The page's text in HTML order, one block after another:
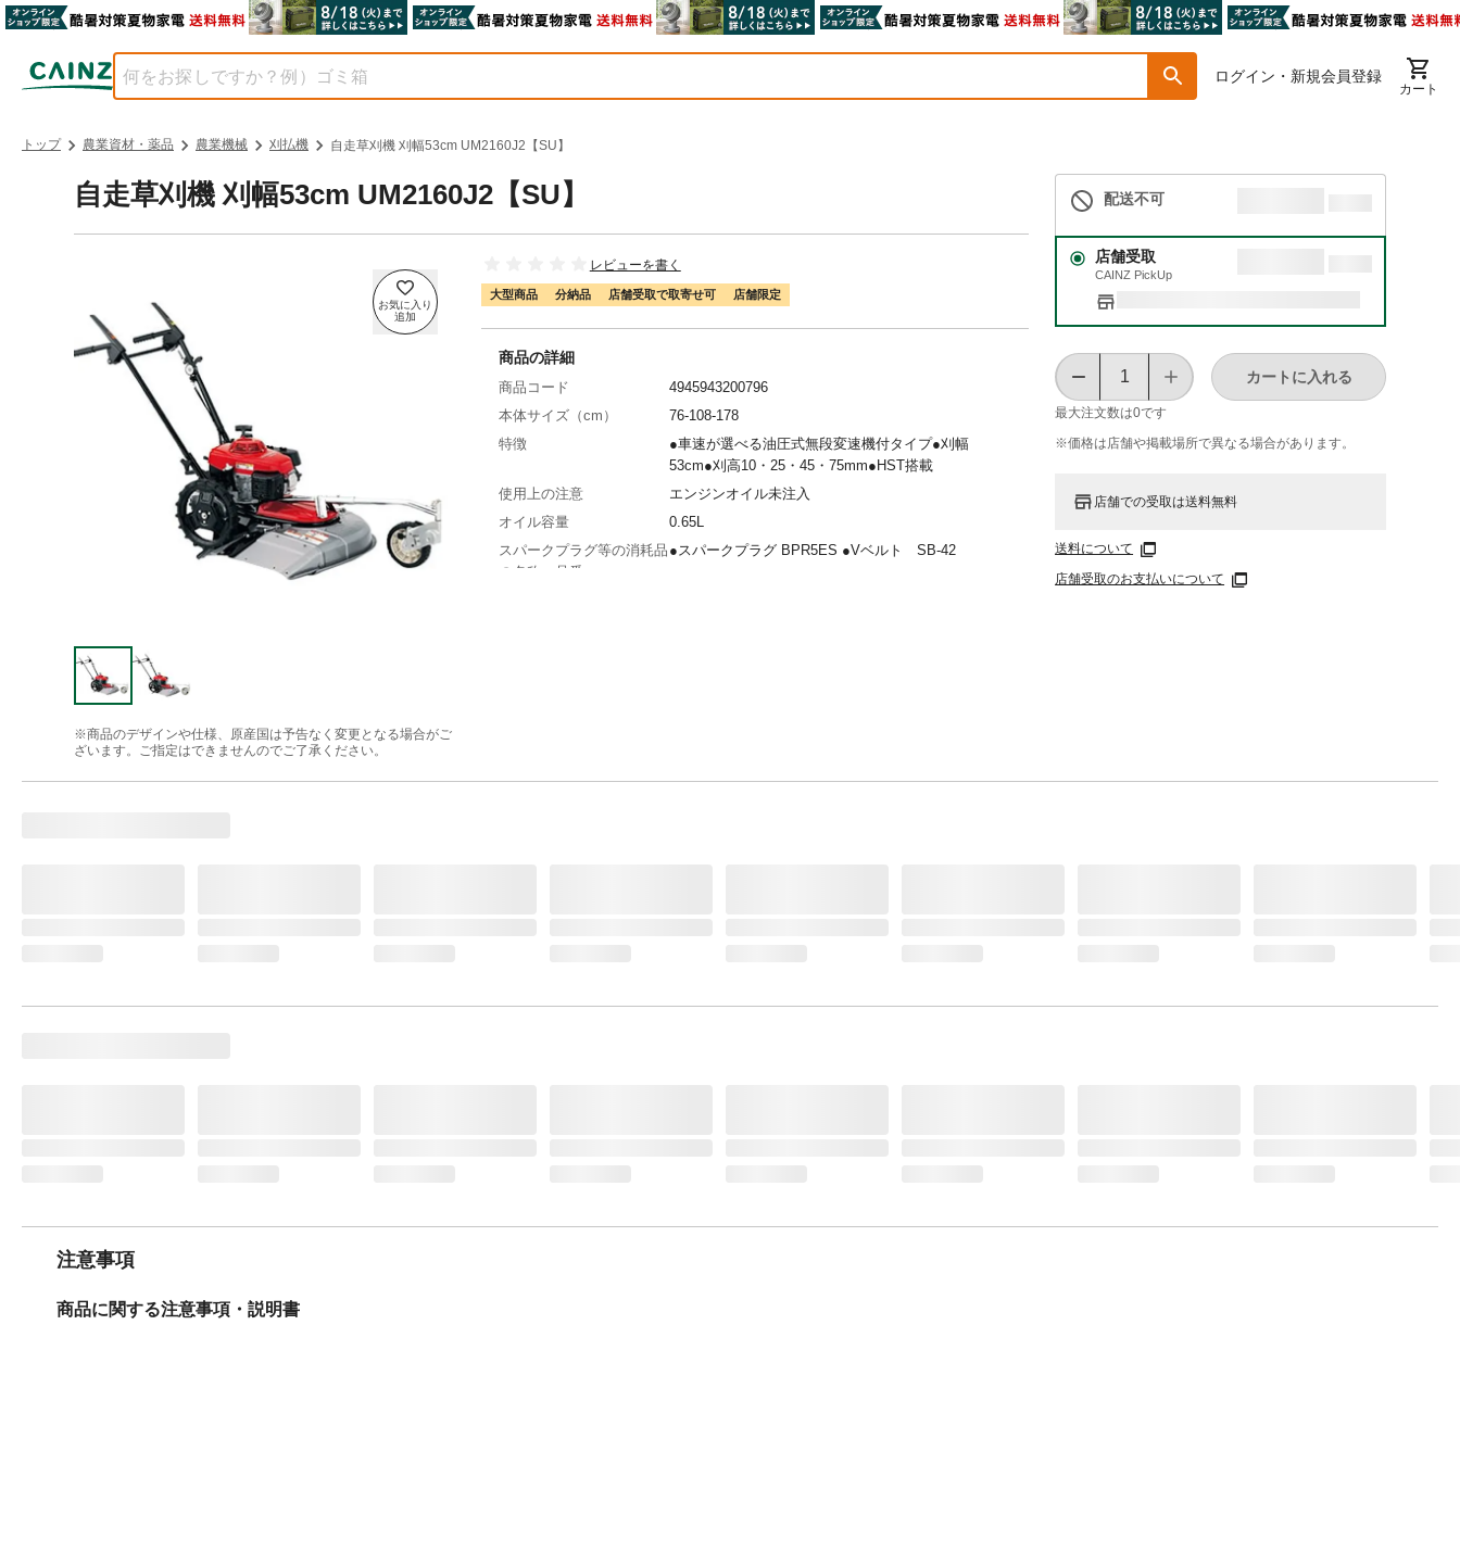
ログイン・新規会員登録
カート
トップ 農業資材・薬品 農業機械 刈払機 自走草刈機 刈幅53cm UM2160J2【SU】
自走草刈機 刈幅53cm UM2160J2【SU】
※商品のデザインや仕様、原産国は予告なく変更となる場合がご
ざいます。ご指定はできませんのでご了承ください。
レビューを書く
大型商品 分納品 店舗受取で取寄せ可 店舗限定
配送不可
店舗受取
CAINZ PickUp
最大注文数は0です
カートに入れる
※価格は​店舗や​掲載場所で​異なる​場合が​あります。
店舗での受取は送料無料
送料について
店舗受取のお支払いについて
商品の詳細
商品コード
4945943200796
本体サイズ（cm）
76-108-178
特徴
●車速が選べる油圧式無段変速機付タイプ●刈幅
53cm●刈高10・25・45・75mm●HST搭載
使用上の注意
エンジンオイル未注入
オイル容量
0.65L
スパークプラグ等の消耗品
の名称・品番
●スパークプラグ BPR5ES ●Vベルト SB-42
注意事項
商品に関する注意事項・説明書